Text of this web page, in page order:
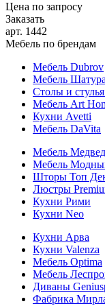
Цена по запросу
Заказать
арт. 1442
Мебель по брендам
Мебель Dubrov
Мебель Шатура
Столы и
Мебель Art
Кухни Avetti
Мебель DaVita
Мебель
Мебель
Шторы Топ
Люстры
Кухни Рими
Кухни Neo
Кухни Арва
Кухни Valenza
Мебель Optima
Мебель
Диваны
Фабрика